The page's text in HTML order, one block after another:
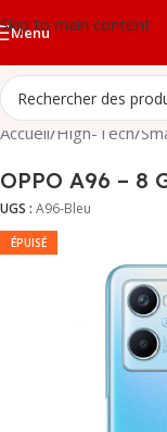
Skip to main content
Menu
Accueil/High-Tech/
OPPO A96 – 8
UGS : A96-Bleu
ÉPUISÉ